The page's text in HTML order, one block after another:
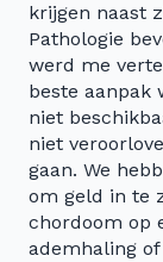
krijgen naast
Pathologie
werd me
beste aanpak
niet
niet
gaan. We
om geld in te
chordoom op
ademhaling